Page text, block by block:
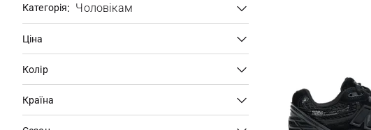
Категорія: Чоловікам
Ціна
Колір
Країна